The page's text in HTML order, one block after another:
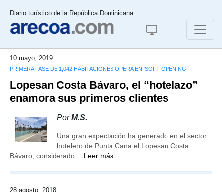
Diario turístico de la República Dominicana
10 mayo, 2019
PRIMERA FASE DE 1,042 HABITACIONES OPERA EN ‘SOFT OPENING’
Lopesan Costa Bávaro, el “hotelazo”
enamora sus primeros clientes
PorM.S.
Una gran expectación ha generado en el sector
hotelero de Punta Cana el Lopesan Costa
Bávaro, considerado… Leer más
28 agosto, 2018